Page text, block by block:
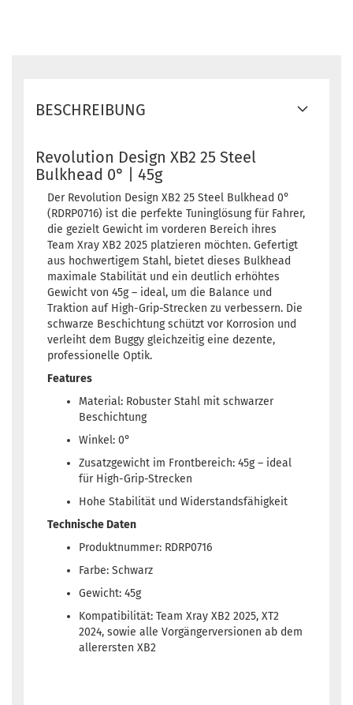
BESCHREIBUNG
Revolution Design XB2 25 Steel
Bulkhead 0° | 45g
Der Revolution Design XB2 25 Steel Bulkhead 0°
(RDRP0716) ist die perfekte Tuninglösung für Fahrer,
die gezielt Gewicht im vorderen Bereich ihres
Team Xray XB2 2025 platzieren möchten. Gefertigt
aus hochwertigem Stahl, bietet dieses Bulkhead
maximale Stabilität und ein deutlich erhöhtes
Gewicht von 45g – ideal, um die Balance und
Traktion auf High-Grip-Strecken zu verbessern. Die
schwarze Beschichtung schützt vor Korrosion und
verleiht dem Buggy gleichzeitig eine dezente,
professionelle Optik.
Features
Material: Robuster Stahl mit schwarzer
Beschichtung
Winkel: 0°
Zusatzgewicht im Frontbereich: 45g – ideal
für High-Grip-Strecken
Hohe Stabilität und Widerstandsfähigkeit
Technische Daten
Produktnummer: RDRP0716
Farbe: Schwarz
Gewicht: 45g
Kompatibilität: Team Xray XB2 2025, XT2
2024, sowie alle Vorgängerversionen ab dem
allerersten XB2